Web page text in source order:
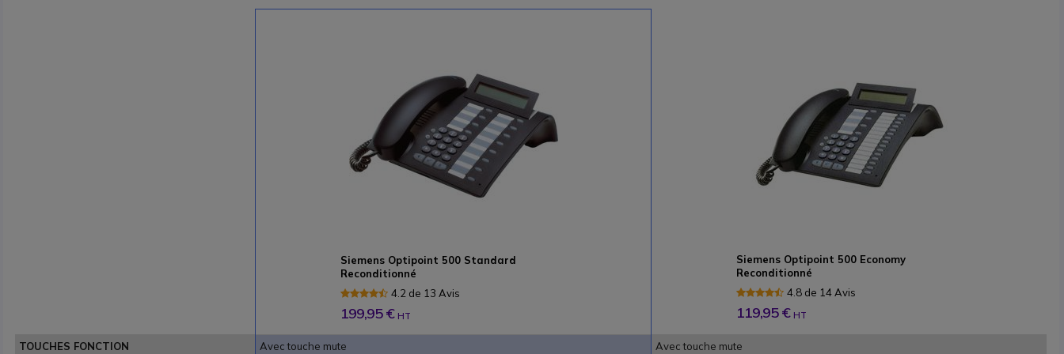
Siemens Optipoint 500 Standard
Reconditionné
4.2 de 13 Avis
199,95 € HT
Siemens Optipoint 500 Economy
Reconditionné
4.8 de 14 Avis
119,95 € HT
TOUCHES FONCTION Avec touche mute Avec touche mute